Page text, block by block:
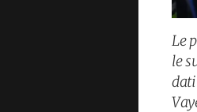
Le
le